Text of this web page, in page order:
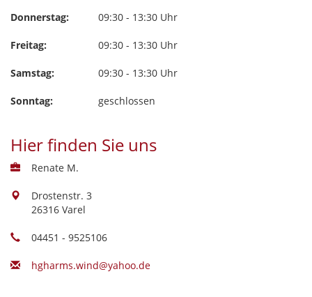
Donnerstag: 09:30 - 13:30 Uhr
Freitag: 09:30 - 13:30 Uhr
Samstag: 09:30 - 13:30 Uhr
Sonntag: geschlossen
Hier finden Sie uns
Renate M.
Drostenstr. 3
26316 Varel
04451 - 9525106
hgharms.wind@yahoo.de